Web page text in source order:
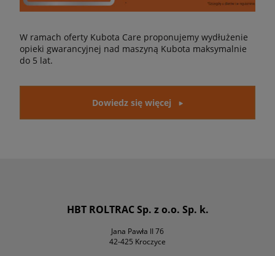
W ramach oferty Kubota Care proponujemy wydłużenie
opieki gwarancyjnej nad maszyną Kubota maksymalnie
do 5 lat.
Dowiedz się więcej
HBT ROLTRAC Sp. z o.o. Sp. k.
Jana Pawła II 76
42-425 Kroczyce